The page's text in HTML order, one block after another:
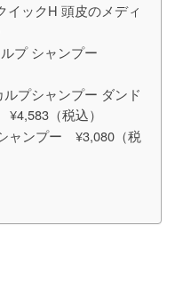
ックH 頭皮のメディ
プ シャンプー
プシャンプー ダンド
（税込）
ャンプー ¥3,080（税